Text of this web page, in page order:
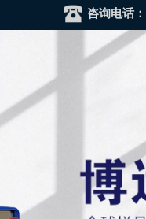
咨询电话：